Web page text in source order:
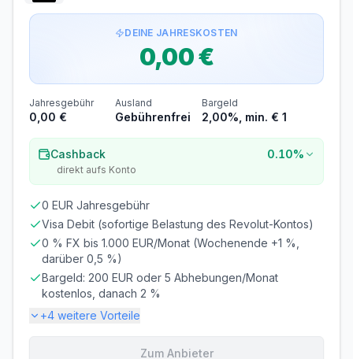
Nicht erforderlich
Abrechnung & Zahlung
Teilzahlung voreingestellt
Standardmäßig wird nur ein Teil des Betrags
Zinsrisiko! Aktivieren Sie unbedingt die 100%-
Rückzahlung, um hohe Zinsen (bis 22% p.a.) zu
Bei den Kreditkarten der Hanseatic Bank kannst du
einmal oder in Raten bezahlen möchtest. Sogar die
Höhe der Raten legst du selbst fest (es müssen nur
mindestens 3 Prozent des fälligen Betrags sein bzw.
mindestens 20 Euro pro Monat). Wie? Ganz einfach
über die App Hanseatic Bank Mobile. Wenn du deine
Kreditkartenabrechnung vollständig begleichst , zahlst
DEINE JAHRESKOSTEN
0,00 €
Jahresgebühr
0,00 €
Ausland
Gebührenfrei
Bargeld
2,00%, min. € 1
Cashback
direkt aufs Konto
0.10%
0 EUR Jahresgebühr
Visa Debit (sofortige Belastung des Revolut-Kontos)
0 % FX bis 1.000 EUR/Monat (Wochenende +1 %,
darüber 0,5 %)
Bargeld: 200 EUR oder 5 Abhebungen/Monat
kostenlos, danach 2 %
+4 weitere Vorteile
Zum Anbieter